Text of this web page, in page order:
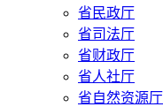
省民政厅
省司法厅
省财政厅
省人社厅
省自然资源厅